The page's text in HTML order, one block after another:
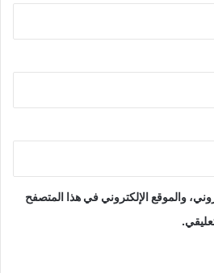
والموقع الإلكتروني في هذا المتصفح